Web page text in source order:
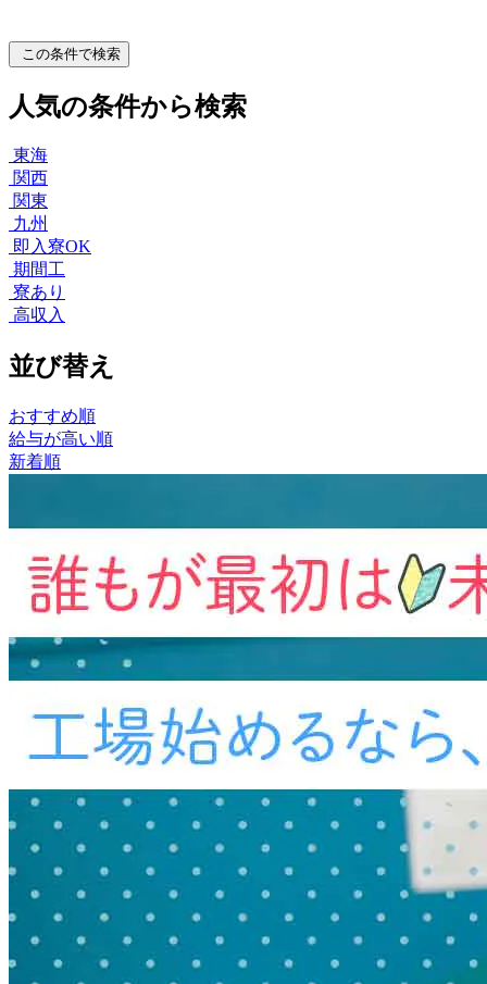
この条件で検索
人気の条件から検索
東海
関西
関東
九州
即入寮OK
期間工
寮あり
高収入
並び替え
おすすめ順
給与が高い順
新着順